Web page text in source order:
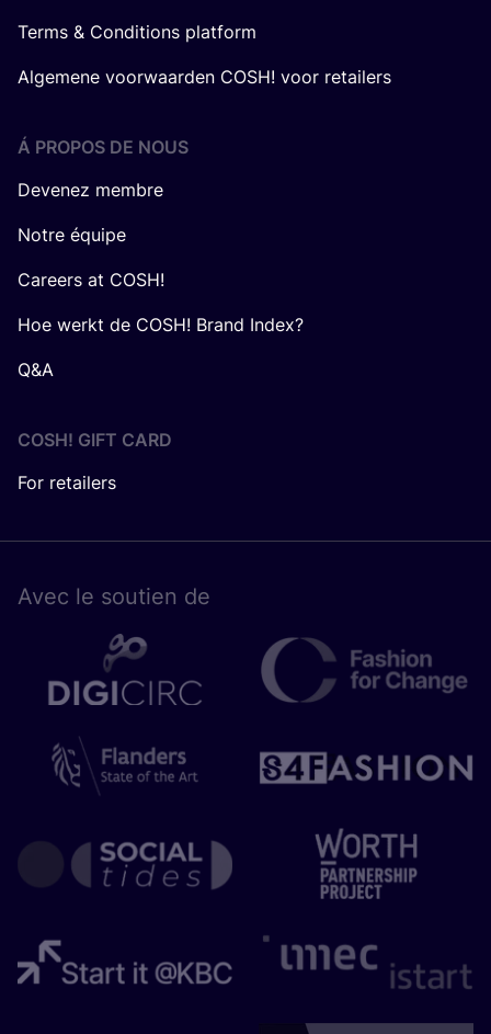
Terms & Conditions platform
Algemene voorwaarden COSH! voor retailers
Á PROPOS DE NOUS
Devenez membre
Notre équipe
Careers at COSH!
Hoe werkt de COSH! Brand Index?
Q&A
COSH! GIFT CARD
For retailers
Avec le sou­tien de